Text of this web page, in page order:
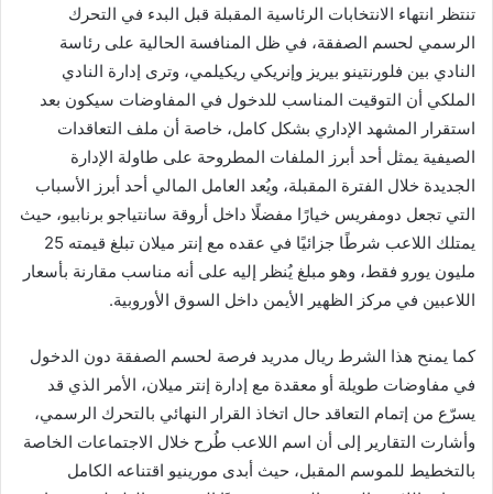
تنتظر انتهاء الانتخابات الرئاسية المقبلة قبل البدء في التحرك
الرسمي لحسم الصفقة، في ظل المنافسة الحالية على رئاسة
النادي بين فلورنتينو بيريز وإنريكي ريكيلمي، وترى إدارة النادي
الملكي أن التوقيت المناسب للدخول في المفاوضات سيكون بعد
استقرار المشهد الإداري بشكل كامل، خاصة أن ملف التعاقدات
الصيفية يمثل أحد أبرز الملفات المطروحة على طاولة الإدارة
الجديدة خلال الفترة المقبلة، ويُعد العامل المالي أحد أبرز الأسباب
التي تجعل دومفريس خيارًا مفضلًا داخل أروقة سانتياجو برنابيو، حيث
يمتلك اللاعب شرطًا جزائيًا في عقده مع إنتر ميلان تبلغ قيمته 25
مليون يورو فقط، وهو مبلغ يُنظر إليه على أنه مناسب مقارنة بأسعار
اللاعبين في مركز الظهير الأيمن داخل السوق الأوروبية.
كما يمنح هذا الشرط ريال مدريد فرصة لحسم الصفقة دون الدخول
في مفاوضات طويلة أو معقدة مع إدارة إنتر ميلان، الأمر الذي قد
يسرّع من إتمام التعاقد حال اتخاذ القرار النهائي بالتحرك الرسمي،
وأشارت التقارير إلى أن اسم اللاعب طُرح خلال الاجتماعات الخاصة
بالتخطيط للموسم المقبل، حيث أبدى مورينيو اقتناعه الكامل